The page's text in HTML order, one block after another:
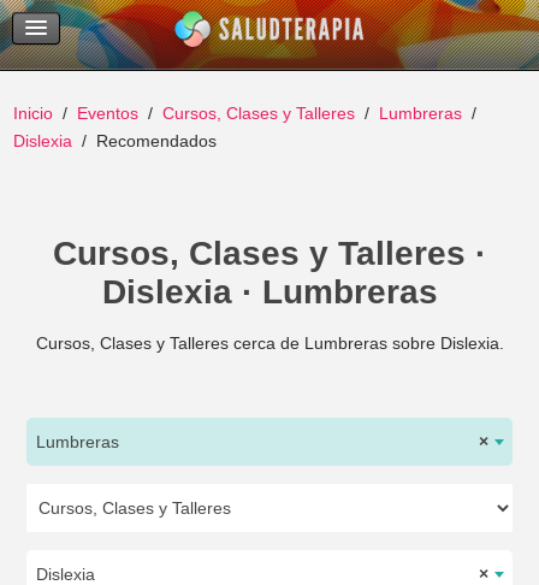
Temas Recientes
Buscar
Inicio Eventos Cursos, Clases y Talleres
Lumbreras
Dislexia
Recomendados
Cursos, Clases y Talleres ·
Dislexia · Lumbreras
Cursos, Clases y Talleres cerca de Lumbreras sobre Dislexia.
×
Lumbreras
×
Dislexia